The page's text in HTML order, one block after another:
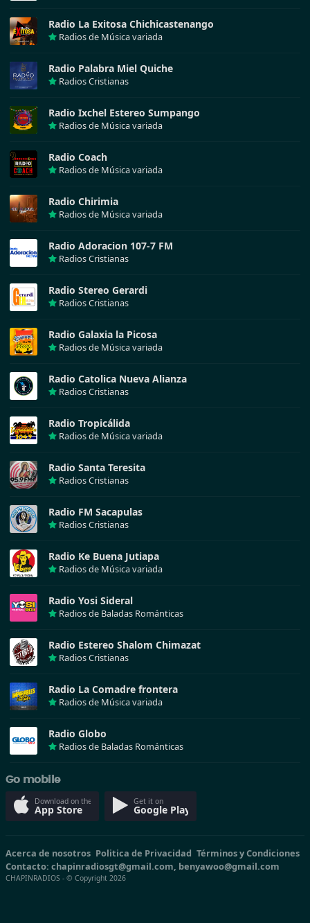
Radio La Exitosa Chichicastenango
Radios de Música variada
Radio Palabra Miel Quiche
Radios Cristianas
Radio Ixchel Estereo Sumpango
Radios de Música variada
Radio Coach
Radios de Música variada
Radio Chirimia
Radios de Música variada
Radio Adoracion 107-7 FM
Radios Cristianas
Radio Stereo Gerardi
Radios Cristianas
Radio Galaxia la Picosa
Radios de Música variada
Radio Catolica Nueva Alianza
Radios Cristianas
Radio Tropicálida
Radios de Música variada
Radio Santa Teresita
Radios Cristianas
Radio FM Sacapulas
Radios Cristianas
Radio Ke Buena Jutiapa
Radios de Música variada
Radio Yosi Sideral
Radios de Baladas Románticas
Radio Estereo Shalom Chimazat
Radios Cristianas
Radio La Comadre frontera
Radios de Música variada
Radio Globo
Radios de Baladas Románticas
Go mobile
Download on the
App Store
Get it on
Google Play
Acerca de nosotros Politica de Privacidad Términos y Condiciones
Contacto: chapinradiosgt@gmail.com, benyawoo@gmail.com
CHAPINRADIOS - © Copyright 2026